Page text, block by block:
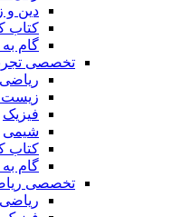
دین
کتاب
گام
تخصصی
ریاضی
فیزیک
شیمی
کتاب
گام
تخصصی
ریاضی